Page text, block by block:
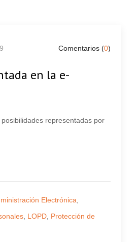
Comentarios (0)
en la e-
representadas por
Electrónica
LOPD Protección de